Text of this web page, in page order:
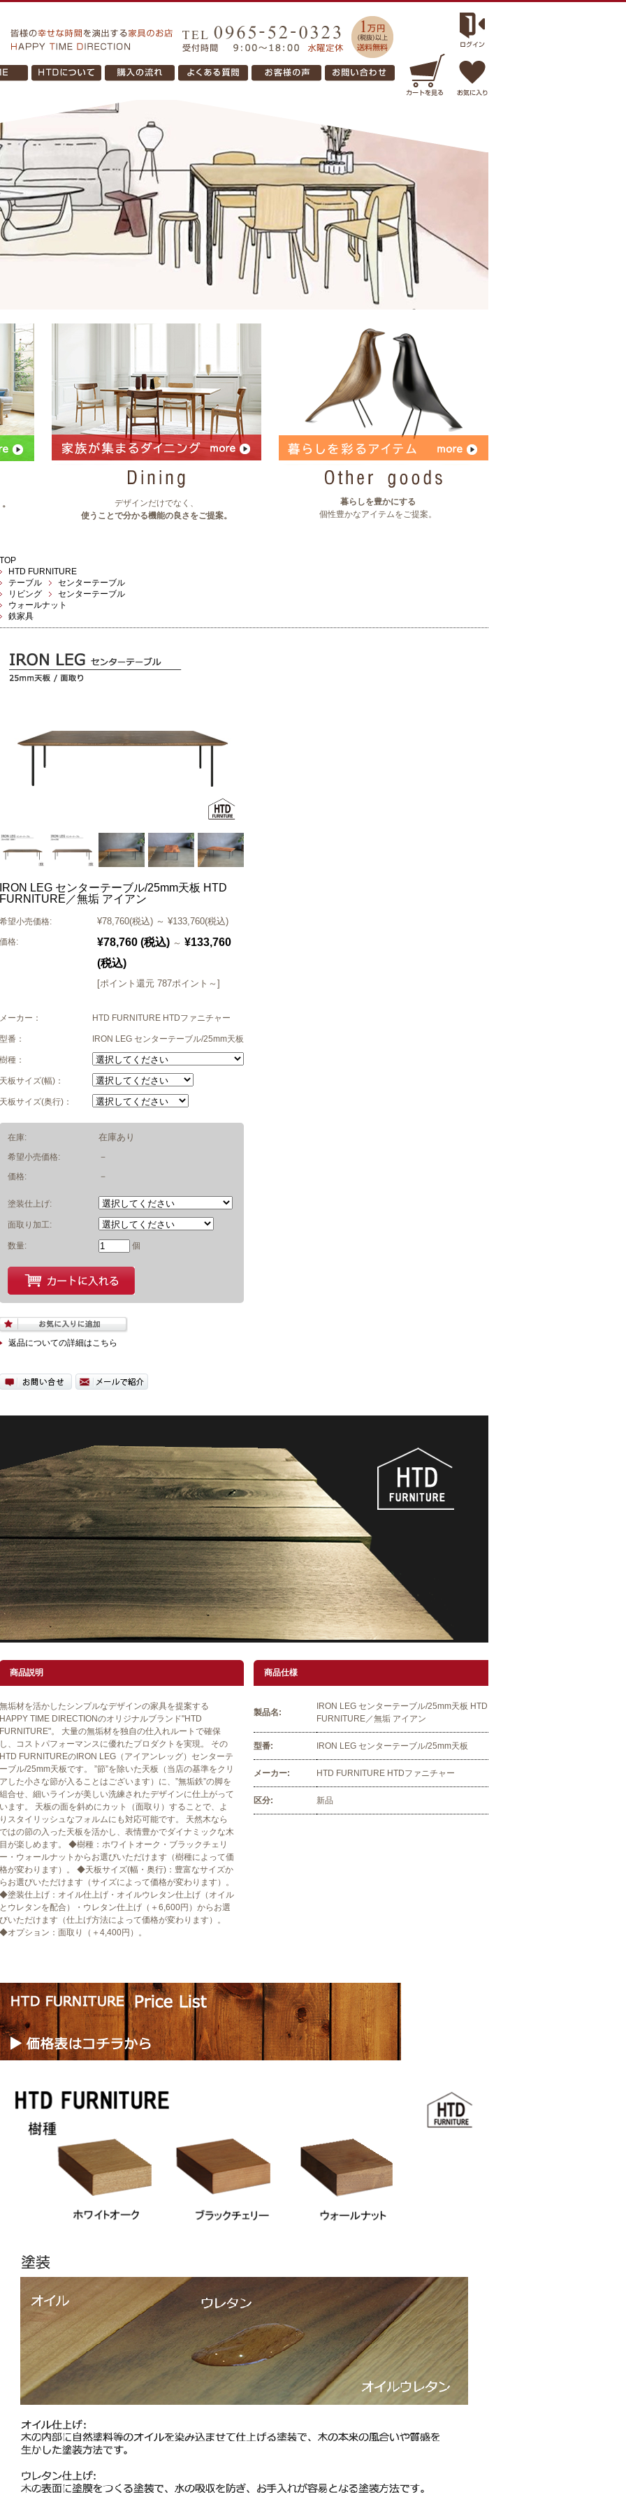
デザインだけでなく、
使うことで分かる機能の良さをご提案。
暮らしを豊かにする
個性豊かなアイテムをご提案。
TOP
HTD FURNITURE
テーブル
センターテーブル
リビング
センターテーブル
ウォールナット
鉄家具
IRON LEG センターテーブル/25mm天板 HTD
FURNITURE／無垢 アイアン
希望小売価格: ¥78,760(税込) ～ ¥133,760(税込)
価格: ¥78,760 (税込) ～ ¥133,760
(税込)
[ポイント還元 787ポイント～]
メーカー： HTD FURNITURE HTDファニチャー
型番： IRON LEG センターテーブル/25mm天板
樹種：
天板サイズ(幅)：
天板サイズ(奥行)：
在庫: 在庫あり
希望小売価格: －
価格: －
塗装仕上げ:
面取り加工:
数量: 個
返品についての詳細はこちら
商品説明
無垢材を活かしたシンプルなデザインの家具を提案する
HAPPY TIME DIRECTIONのオリジナルブランド"HTD
FURNITURE"。 大量の無垢材を独自の仕入れルートで確保
し、コストパフォーマンスに優れたプロダクトを実現。 その
HTD FURNITUREのIRON LEG（アイアンレッグ）センターテ
ーブル/25mm天板です。 ”節”を除いた天板（当店の基準をクリ
アした小さな節が入ることはございます）に、”無垢鉄”の脚を
組合せ、細いラインが美しい洗練されたデザインに仕上がって
います。 天板の面を斜めにカット（面取り）することで、よ
りスタイリッシュなフォルムにも対応可能です。 天然木なら
ではの節の入った天板を活かし、表情豊かでダイナミックな木
目が楽しめます。 ◆樹種：ホワイトオーク・ブラックチェリ
ー・ウォールナットからお選びいただけます（樹種によって価
格が変わります）。 ◆天板サイズ(幅・奥行)：豊富なサイズか
らお選びいただけます（サイズによって価格が変わります）。
◆塗装仕上げ：オイル仕上げ・オイルウレタン仕上げ（オイル
とウレタンを配合）・ウレタン仕上げ（＋6,600円）からお選
びいただけます（仕上げ方法によって価格が変わります）。
◆オプション：面取り（＋4,400円）。
商品仕様
製品名:
IRON LEG センターテーブル/25mm天板 HTD
FURNITURE／無垢 アイアン
型番: IRON LEG センターテーブル/25mm天板
メーカー: HTD FURNITURE HTDファニチャー
区分: 新品